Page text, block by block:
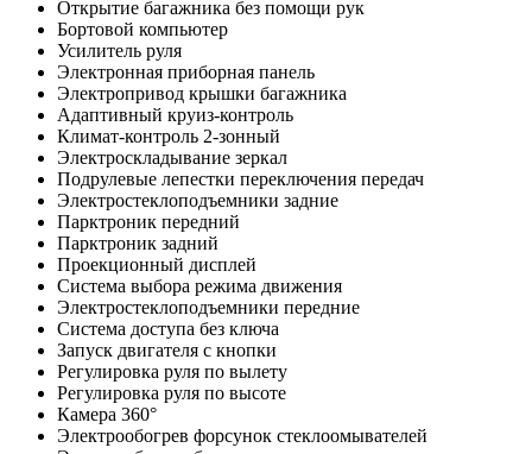
Открытие багажника без помощи рук
Бортовой компьютер
Усилитель руля
Электронная приборная панель
Электропривод крышки багажника
Адаптивный круиз-контроль
Климат-контроль 2-зонный
Электроскладывание зеркал
Подрулевые лепестки переключения передач
Электростеклоподъемники задние
Парктроник передний
Парктроник задний
Проекционный дисплей
Система выбора режима движения
Электростеклоподъемники передние
Система доступа без ключа
Запуск двигателя с кнопки
Регулировка руля по вылету
Регулировка руля по высоте
Камера 360°
Электрообогрев форсунок стеклоомывателей